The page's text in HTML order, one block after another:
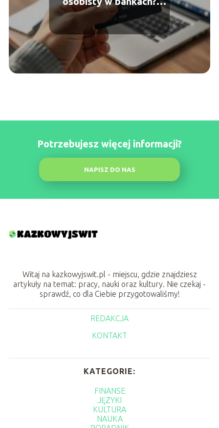
Przewodnik krok po kroku
Potrzebujesz więcej informacji?
NAPISZ DO NAS
Witaj na kazkowyjswit.pl - miejscu, gdzie znajdziesz
artykuły na temat: pracy, nauki oraz kultury. Nie czekaj -
sprawdź, co dla Ciebie przygotowaliśmy!
REDAKCJA
KONTAKT
KATEGORIE:
FINANSE
JĘZYKI
KULTURA
NAUKA